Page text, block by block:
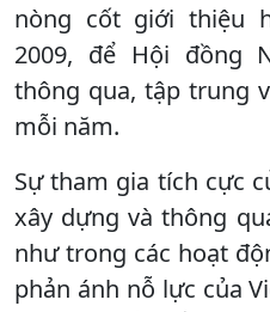
nòng cốt giới thiệu
2009, để Hội đồng
thông qua, tập trung
mỗi năm.
Sự tham gia tích cực
xây dựng và thông
như trong các hoạt
phản ánh nỗ lực của